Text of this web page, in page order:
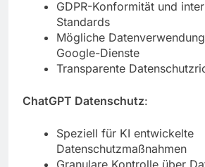
GDPR-Konformität und
Standards
Mögliche
Google-Dienste
Transparente
ChatGPT Datenschutz:
Speziell für KI entwickelte
Datenschutzmaßnahmen